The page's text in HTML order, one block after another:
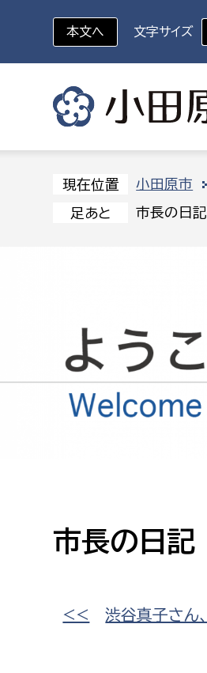
いざというときに
対象者を選択
小・中学生
高校生・大学生など
若者
障がい者
傷病者
組織から探す
部に属さない室
地域安全課
本文へ 文字サイズ
現在位置 小田原市
足あと 市長の日記
市長の日記
<< 渋谷真子さん